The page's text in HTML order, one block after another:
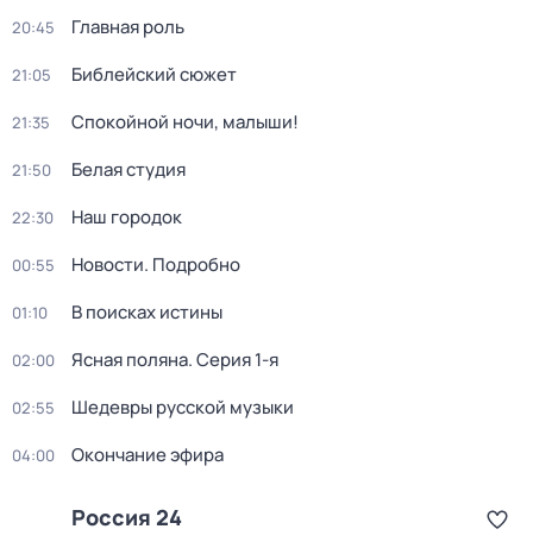
20:45 Главная роль
21:05 Библейский сюжет
21:35 Спокойной ночи, малыши!
21:50 Белая студия
22:30 Наш городок
00:55 Новости. Подробно
01:10 В поисках истины
02:00 Ясная поляна. Серия 1-я
02:55 Шедевры русской музыки
04:00 Окончание эфира
Россия 24